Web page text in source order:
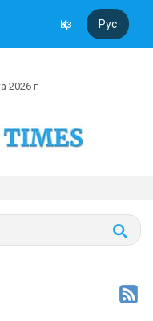
Қаз Рус
2026 г